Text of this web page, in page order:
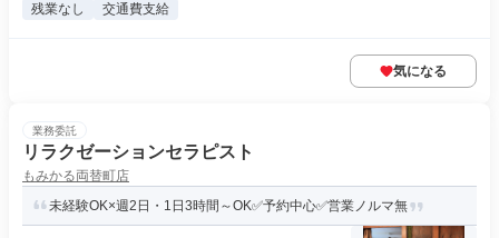
残業なし 交通費支給
気になる
業務委託
リラクゼーションセラピスト
もみかる両替町店
未経験OK×週2日・1日3時間～OK✅予約中心✅営業ノルマ無